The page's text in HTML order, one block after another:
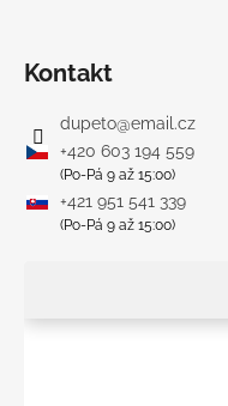
Kontakt
dupeto@email.cz
+420 603 194 559
(Po-Pá 9 až 15:00)
+421 951 541 339
(Po-Pá 9 až 15:00)